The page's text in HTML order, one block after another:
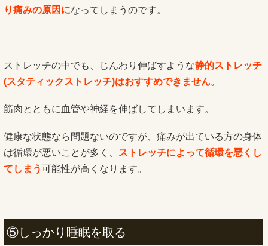
り痛みの原因になってしまうのです。
ストレッチの中でも、じんわり伸ばすような静的ストレッチ
(スタティックストレッチ)はおすすめできません。
筋肉とともに血管や神経を伸ばしてしまいます。
健康な状態なら問題ないのですが、痛みが出ている方の身体
は循環が悪いことが多く、
ストレッチによって循環を悪くし
てしまう可能性が高くなります。
⑤しっかり睡眠を取る